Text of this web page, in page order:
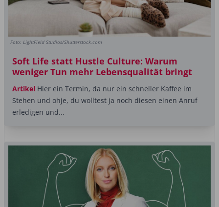
Foto: LightField Studios/Shutterstock.com
Soft Life statt Hustle Culture: Warum
weniger Tun mehr Lebensqualität bringt
Artikel Hier ein Termin, da nur ein schneller Kaffee im
Stehen und ohje, du wolltest ja noch diesen einen Anruf
erledigen und...